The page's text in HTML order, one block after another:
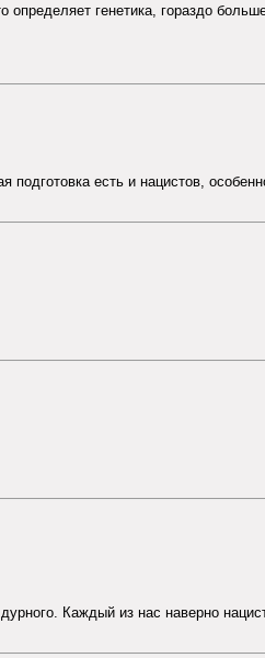
определяет генетика, гораздо
есть и нацистов,
Каждый из нас наверно